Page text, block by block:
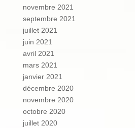
novembre 2021
septembre 2021
juillet 2021
juin 2021
avril 2021
mars 2021
janvier 2021
décembre 2020
novembre 2020
octobre 2020
juillet 2020